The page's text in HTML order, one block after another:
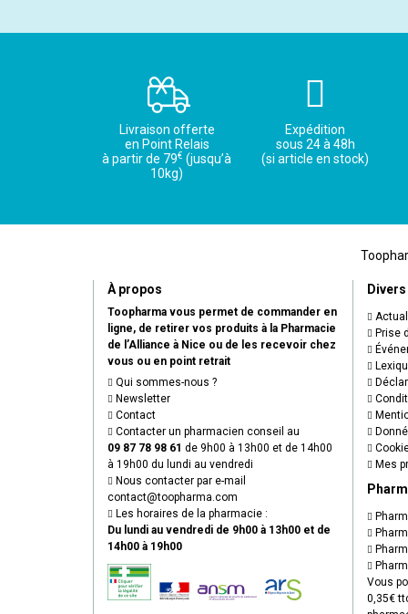
Livraison offerte
en Point Relais
à partir de 79€ (jusqu’à
10kg)
Expédition
sous 24 à 48h
(si article en stock)
À propos
Toopharma vous permet de commander en
ligne, de retirer vos produits à la Pharmacie
de l’Alliance à Nice ou de les recevoir chez
vous ou en point retrait
Qui sommes-nous ?
Newsletter
Contact
Contacter un pharmacien conseil au
09 87 78 98 61 de 9h00 à 13h00 et de 14h00
à 19h00 du lundi au vendredi
Nous contacter par e-mail
contact@toopharma.com
Les horaires de la pharmacie :
Du lundi au vendredi de 9h00 à 13h00 et de
14h00 à 19h00
Divers
Prise
Mes
Vous
0,35€